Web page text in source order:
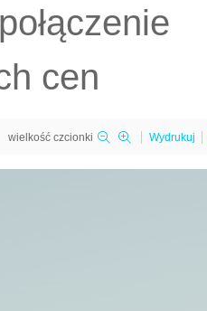
cen
wielkość czcionki Wydrukuj